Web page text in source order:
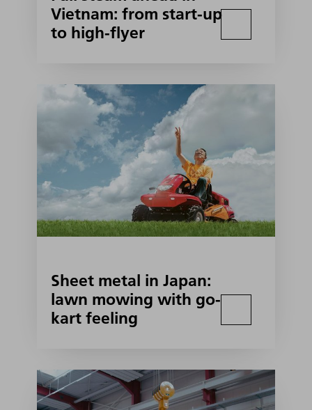
Vietnam: from start-up
to high-flyer
Sheet metal in Japan:
lawn mowing with go-
kart feeling